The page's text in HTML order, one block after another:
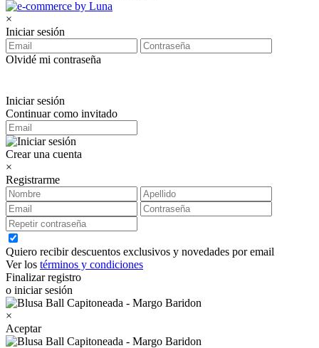
×
Iniciar sesión
Olvidé mi contraseña
Iniciar sesión
Continuar como invitado
Crear una cuenta
×
Registrarme
Quiero recibir descuentos exclusivos y novedades por email
Ver los términos y condiciones
Finalizar registro
o iniciar sesión
×
Aceptar